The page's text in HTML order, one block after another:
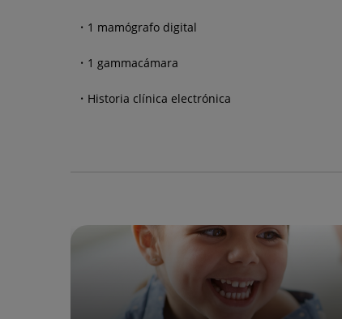
1 mamógrafo digital
1 gammacámara
Historia clínica electrónica